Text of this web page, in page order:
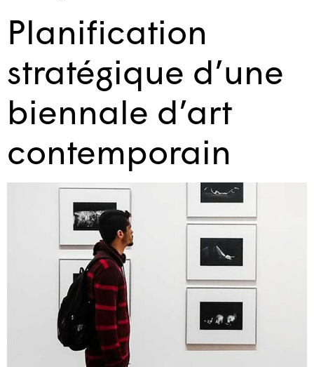
Planification
stratégique d’une
biennale d’art
contemporain